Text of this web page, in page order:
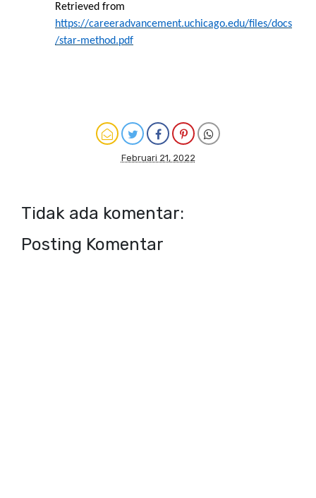
Retrieved from
https://careeradvancement.uchicago.edu/files/docs
/star-method.pdf
Februari 21, 2022
Tidak ada komentar:
Posting Komentar